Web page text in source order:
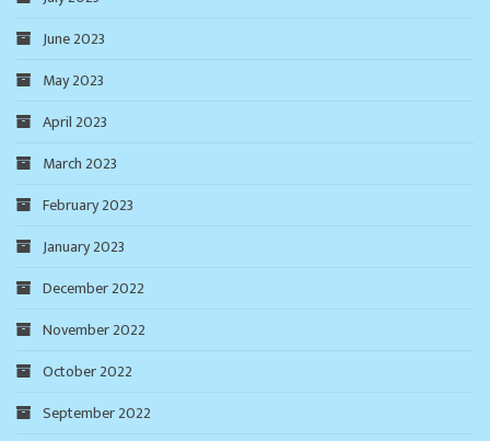
June 2023
May 2023
April 2023
March 2023
February 2023
January 2023
December 2022
November 2022
October 2022
September 2022